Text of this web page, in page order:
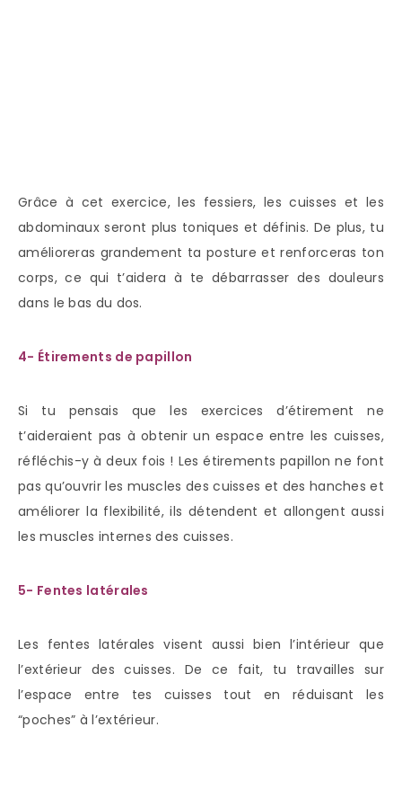
Grâce à cet exercice, les fessiers, les cuisses et les
abdominaux seront plus toniques et définis. De plus, tu
amélioreras grandement ta posture et renforceras ton
corps, ce qui t’aidera à te débarrasser des douleurs
dans le bas du dos.
4- Étirements de papillon
Si tu pensais que les exercices d’étirement ne
t’aideraient pas à obtenir un espace entre les cuisses,
réfléchis-y à deux fois ! Les étirements papillon ne font
pas qu’ouvrir les muscles des cuisses et des hanches et
améliorer la flexibilité, ils détendent et allongent aussi
les muscles internes des cuisses.
5- Fentes latérales
Les fentes latérales visent aussi bien l’intérieur que
l’extérieur des cuisses. De ce fait, tu travailles sur
l’espace entre tes cuisses tout en réduisant les
“poches” à l’extérieur.